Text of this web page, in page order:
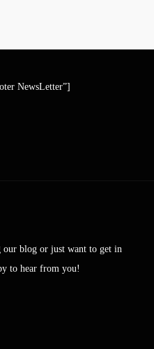
NewsLetter”]
our blog or just want to get in
to hear from you!